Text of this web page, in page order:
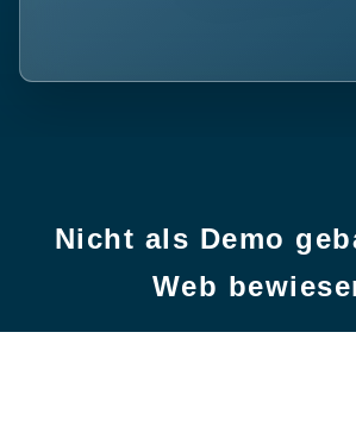
Nicht als Demo
Web